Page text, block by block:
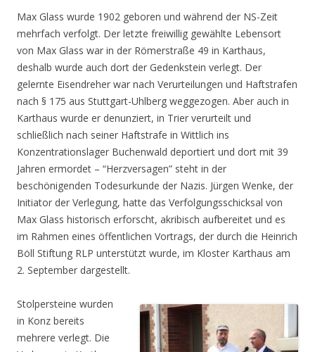
Max Glass wurde 1902 geboren und während der NS-Zeit
mehrfach verfolgt. Der letzte frei­willig gewählte Lebensort
von Max Glass war in der Römerstraße 49 in Karthaus,
deshalb wurde auch dort der Gedenkstein verlegt. Der
gelernte Eisendreher war nach Verurteilungen und Haftstrafen
nach § 175 aus Stuttgart-Uhlberg weggezogen. Aber auch in
Karthaus wurde er denunziert, in Trier verurteilt und
schließlich nach seiner Haftstrafe in Wittlich ins
Konzentrationslager Buchenwald deportiert und dort mit 39
Jahren ermordet – “Herzversagen” steht in der
beschönigenden Todesurkunde der Nazis. Jürgen Wenke, der
Initiator der Verlegung, hatte das Verfolgungsschicksal von
Max Glass historisch erforscht, akribisch aufbereitet und es
im Rahmen eines öffentlichen Vortrags, der durch die Heinrich
Böll Stiftung RLP unterstützt wurde, im Kloster Karthaus am
2. September dargestellt.
Stolpersteine wurden
in Konz bereits
mehrere verlegt. Die